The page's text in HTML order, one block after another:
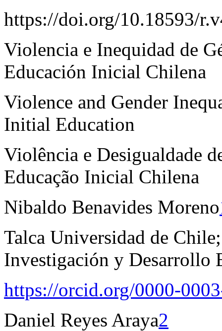
https://doi.org/10.18593/
Violencia e Inequidad de
Educación Inicial Chilena
Violence and Gender
Initial Education
Violência e Desigualdade
Educação Inicial Chilena
Nibaldo Benavides Moreno
Talca Universidad de
Investigación y Desarrollo
https://orcid.org/0000-
Daniel Reyes Araya2